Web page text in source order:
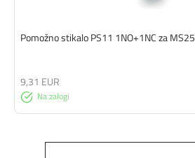
Pomožno stikalo PS11 1NO+1NC za MS25
Na zalogi
9,31 EUR